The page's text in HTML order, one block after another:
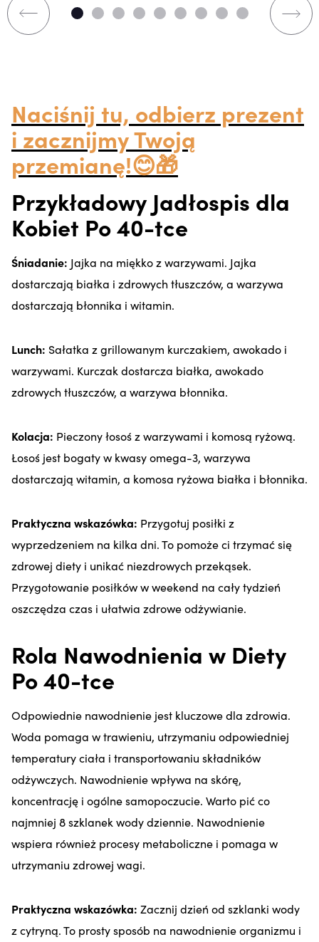
Naciśnij tu, odbierz prezent
i zacznijmy Twoją
przemianę!😊🎁
Przykładowy Jadłospis dla
Kobiet Po 40-tce
Śniadanie: Jajka na miękko z warzywami. Jajka
dostarczają białka i zdrowych tłuszczów, a warzywa
dostarczają błonnika i witamin.
Lunch: Sałatka z grillowanym kurczakiem, awokado i
warzywami. Kurczak dostarcza białka, awokado
zdrowych tłuszczów, a warzywa błonnika.
Kolacja: Pieczony łosoś z warzywami i komosą ryżową.
Łosoś jest bogaty w kwasy omega-3, warzywa
dostarczają witamin, a komosa ryżowa białka i błonnika.
Praktyczna wskazówka: Przygotuj posiłki z
wyprzedzeniem na kilka dni. To pomoże ci trzymać się
zdrowej diety i unikać niezdrowych przekąsek.
Przygotowanie posiłków w weekend na cały tydzień
oszczędza czas i ułatwia zdrowe odżywianie.
Rola Nawodnienia w Diety
Po 40-tce
Odpowiednie nawodnienie jest kluczowe dla zdrowia.
Woda pomaga w trawieniu, utrzymaniu odpowiedniej
temperatury ciała i transportowaniu składników
odżywczych. Nawodnienie wpływa na skórę,
koncentrację i ogólne samopoczucie. Warto pić co
najmniej 8 szklanek wody dziennie. Nawodnienie
wspiera również procesy metaboliczne i pomaga w
utrzymaniu zdrowej wagi.
Praktyczna wskazówka: Zacznij dzień od szklanki wody
z cytryną. To prosty sposób na nawodnienie organizmu i